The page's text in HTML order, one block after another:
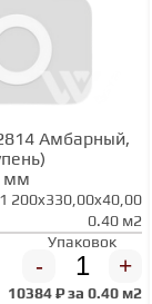
Амбарный,
мм
1 200x330,00x40,00
0.40 м2
Упаковок
- +
10384₽ за0.40 м2